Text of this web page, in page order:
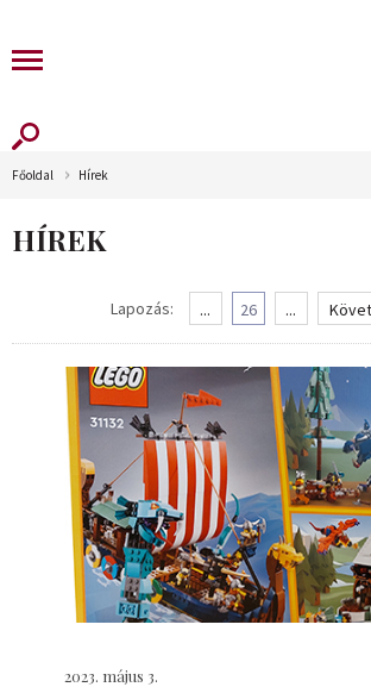
Főoldal Hírek
HÍREK
Lapozás: ... 26 ...
2023. május 3.